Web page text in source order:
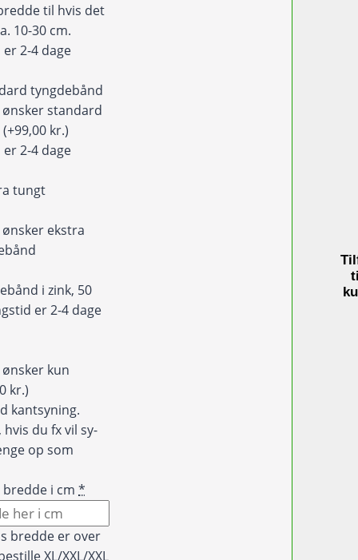
til hvis det
10-30 cm.
2-4 dage
tyngdebånd
ønsker standard
(+99,00 kr.)
2-4 dage
tungt
ønsker ekstra
i zink, 50
er 2-4 dage
ønsker kun
kr.)
kantsyning.
du fx vil sy-
op som
i cm *
bredde er over
XL/XXL/XXL